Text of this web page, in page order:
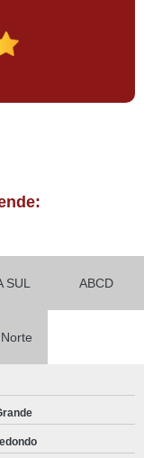
SUL ABCD